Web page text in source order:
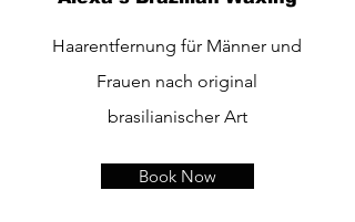
Haarentfernung für Männer und
Frauen nach original
brasilianischer Art
Book Now